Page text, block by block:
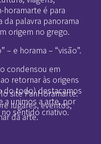
horamarte é para
palavra panorama
origem no grego.
– e horama – “visão”.
condensou em
retornar às origens
do todo) destacamos
a unimos a arte, por
sentido criativo.
site PanHoramarte.
lugares, eventos,
da arte.